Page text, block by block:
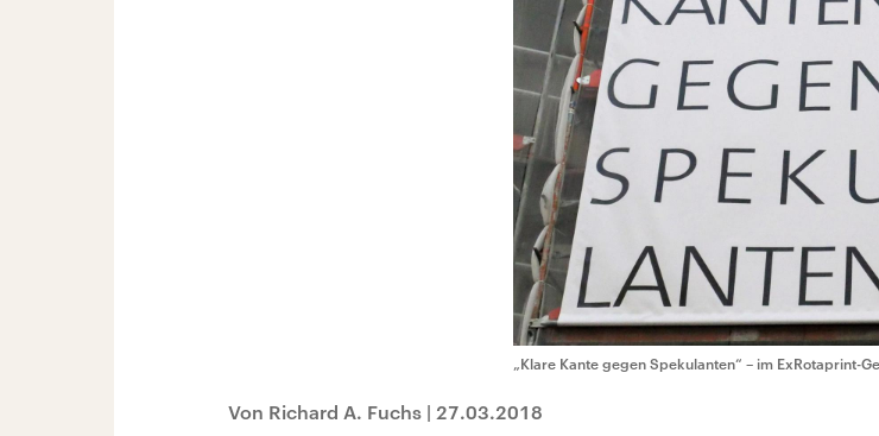
„Klare Kante gegen Spekulanten“ – im ExRotaprint-
Von Richard A. Fuchs | 27.03.2018